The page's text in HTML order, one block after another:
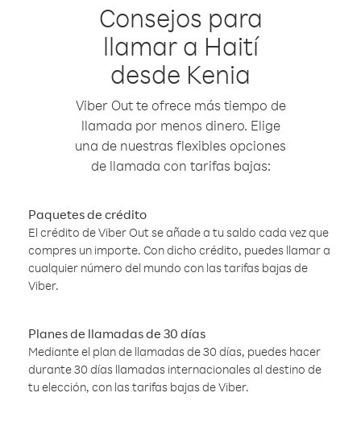
Consejos para
llamar a Haití
desde Kenia
Viber Out te ofrece más tiempo de
llamada por menos dinero. Elige
una de nuestras flexibles opciones
de llamada con tarifas bajas:
Paquetes de crédito
El crédito de Viber Out se añade a tu saldo cada vez que
compres un importe. Con dicho crédito, puedes llamar a
cualquier número del mundo con las tarifas bajas de
Viber.
Planes de llamadas de 30 días
Mediante el plan de llamadas de 30 días, puedes hacer
durante 30 días llamadas internacionales al destino de
tu elección, con las tarifas bajas de Viber.